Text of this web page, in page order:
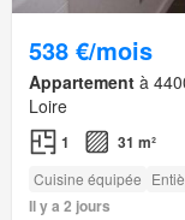
538 €/mois
Appartement à
Loire
1 31 m²
Cuisine équipée
Il y a 2 jours